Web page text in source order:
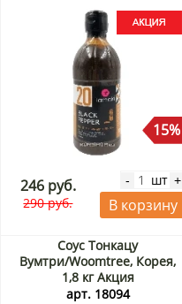
15%
246 руб.
290 руб.
- шт +
В корзину
Соус Тонкацу
Вумтри/Woomtree, Корея,
1,8 кг Акция
арт. 18094